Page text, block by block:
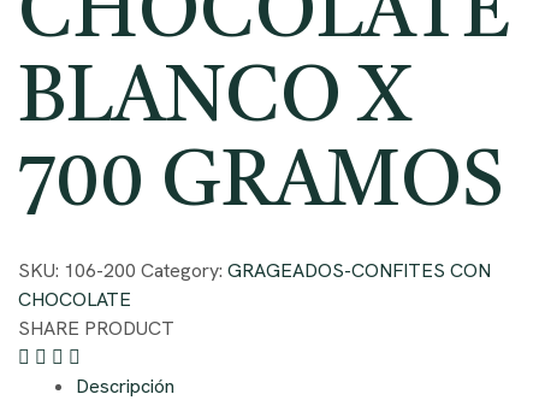
CHOCOLATE
BLANCO X
700 GRAMOS
SKU: 106-200 Category: GRAGEADOS-CONFITES CON
CHOCOLATE
SHARE PRODUCT
Descripción